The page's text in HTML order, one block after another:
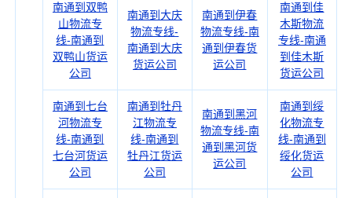
南通到双鸭
山物流专
线-南通到
双鸭山货运
公司
南通到大庆
物流专线-
南通到大庆
货运公司
南通到伊春
物流专线-南
通到伊春货
运公司
南通到佳
木斯物流
专线-南通
到佳木斯
货运公司
南通到七台
河物流专
线-南通到
七台河货运
公司
南通到牡丹
江物流专
线-南通到
牡丹江货运
公司
南通到黑河
物流专线-南
通到黑河货
运公司
南通到绥
化物流专
线-南通到
绥化货运
公司